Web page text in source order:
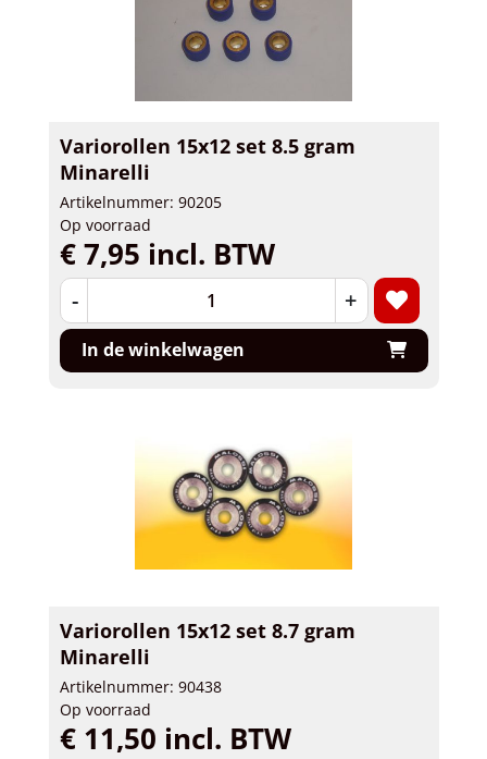
Variorollen 15x12 set 8.5 gram
Minarelli
Artikelnummer: 90205
Op voorraad
€ 7,95 incl. BTW
- +
In de winkelwagen
Variorollen 15x12 set 8.7 gram
Minarelli
Artikelnummer: 90438
Op voorraad
€ 11,50 incl. BTW